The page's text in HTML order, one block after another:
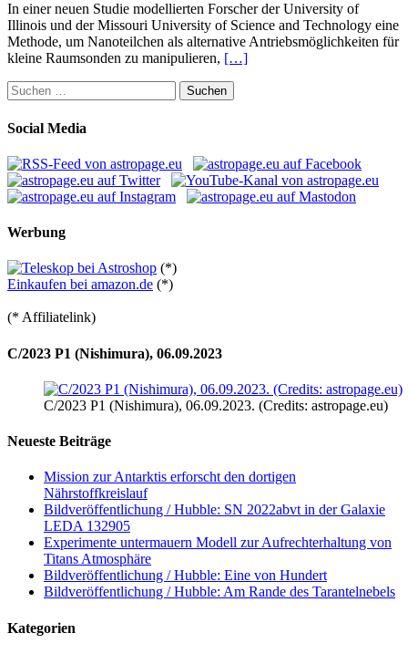
In einer neuen Studie modellierten Forscher der University of
Illinois und der Missouri University of Science and Technology eine
Methode, um Nanoteilchen als alternative Antriebsmöglichkeiten für
kleine Raumsonden zu manipulieren, […]
Suchen
nach:
Social Media
Werbung
(*)
Einkaufen bei amazon.de (*)
(* Affiliatelink)
C/2023 P1 (Nishimura), 06.09.2023
C/2023 P1 (Nishimura), 06.09.2023. (Credits: astropage.eu)
Neueste Beiträge
Mission zur Antarktis erforscht den dortigen
Nährstoffkreislauf
Bildveröffentlichung / Hubble: SN 2022abvt in der Galaxie
LEDA 132905
Experimente untermauern Modell zur Aufrechterhaltung von
Titans Atmosphäre
Bildveröffentlichung / Hubble: Eine von Hundert
Bildveröffentlichung / Hubble: Am Rande des Tarantelnebels
Kategorien